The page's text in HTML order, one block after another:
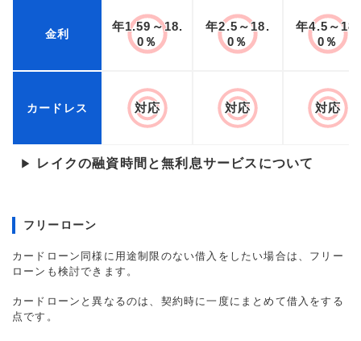
金利
年1.59～18.
0％
年2.5～18.
0％
年4.5～18.
0％
カードレス 対応 対応 対応
▶ レイクの融資時間と無利息サービスについて
フリーローン
カードローン同様に用途制限のない借入をしたい場合は、フリー
ローンも検討できます。
カードローンと異なるのは、契約時に一度にまとめて借入をする
点です。